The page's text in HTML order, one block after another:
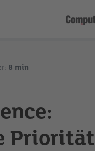
8 min
Priorität